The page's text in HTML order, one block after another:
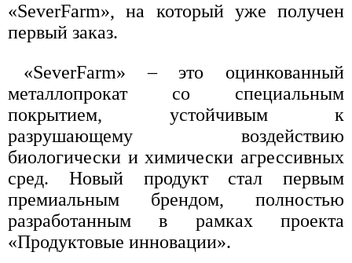
«SeverFarm», на который уже получен
первый заказ.
«SeverFarm» – это оцинкованный
металлопрокат со специальным
покрытием, устойчивым к
разрушающему воздействию
биологически и химически агрессивных
сред. Новый продукт стал первым
премиальным брендом, полностью
разработанным в рамках проекта
«Продуктовые инновации».